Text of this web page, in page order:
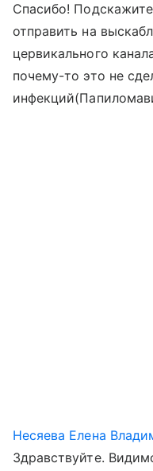
Cпасибо!
отправить на
цервикального
почему-то это не
Несяева Елена
Здравствуйте.